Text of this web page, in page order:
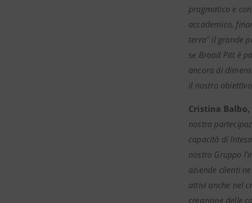
pragmatico e
accademico,
terra" il grande
se Broad Pitt è
ancora di
il nostro
Cristina
nostra
capacità di
nostro Gruppo
aziende clienti
attivi anche nel
creazione delle